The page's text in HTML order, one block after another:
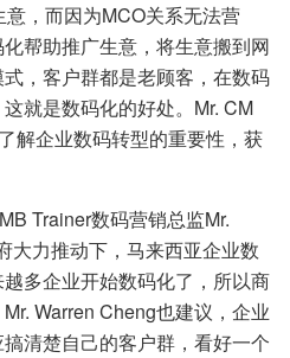
，而因为MCO关系无法营
帮助推广生意，将生意搬到网
，客户群都是老顾客，在数码
就是数码化的好处。Mr. CM
解企业数码转型的重要性，获
Trainer数码营销总监Mr.
大力推动下，马来西亚企业数
多企业开始数码化了，所以商
Warren Cheng也建议，企业
清楚自己的客户群，看好一个